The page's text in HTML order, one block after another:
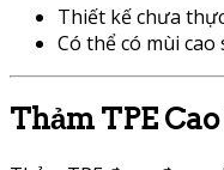
Thiết kế chưa
Có thể có mùi
Thảm TPE